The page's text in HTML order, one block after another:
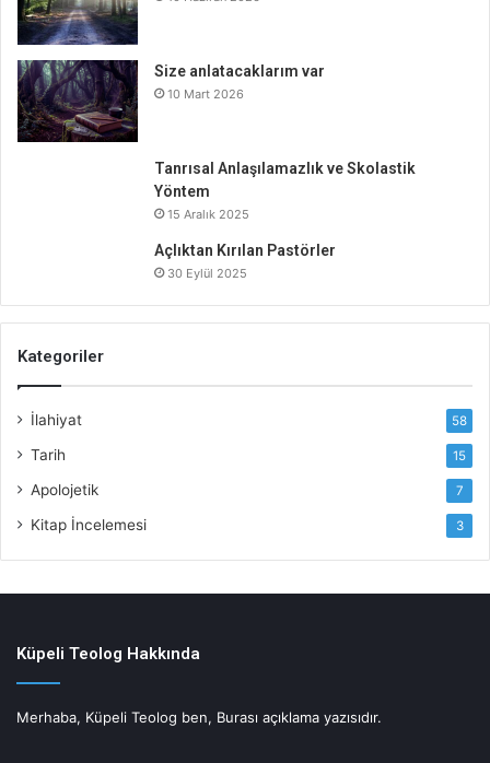
Size anlatacaklarım var
10 Mart 2026
Tanrısal Anlaşılamazlık ve Skolastik
Yöntem
15 Aralık 2025
Açlıktan Kırılan Pastörler
30 Eylül 2025
Kategoriler
İlahiyat 58
Tarih 15
Apolojetik 7
Kitap İncelemesi 3
Küpeli Teolog Hakkında
Merhaba, Küpeli Teolog ben, Burası açıklama yazısıdır.